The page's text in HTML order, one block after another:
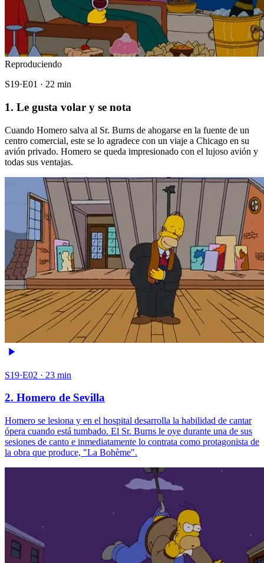
Reproduciendo
S19·E01 · 22 min
1. Le gusta volar y se nota
Cuando Homero salva al Sr. Burns de ahogarse en la fuente de un
centro comercial, este se lo agradece con un viaje a Chicago en su
avión privado. Homero se queda impresionado con el lujoso avión y
todas sus ventajas.
S19·E02 · 23 min
2. Homero de Sevilla
Homero se lesiona y en el hospital desarrolla la habilidad de cantar
ópera cuando está tumbado. El Sr. Burns le oye durante una de sus
sesiones de canto e inmediatamente lo contrata como protagonista de
la obra que produce, "La Bohème".